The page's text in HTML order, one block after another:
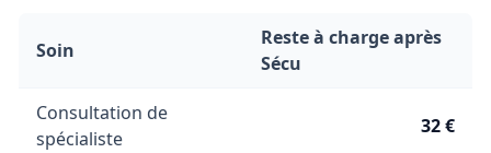
Soin
Reste à charge après
Sécu
Consultation de
spécialiste
32 €